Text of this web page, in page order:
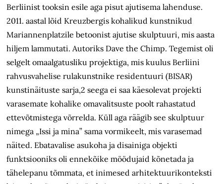
Berliinist tooksin esile aga pisut ajutisema lahenduse.
2011. aastal lõid Kreuzbergis kohalikud kunstnikud
Mariannenplatzile betoonist ajutise skulptuuri, mis aasta
hiljem lammutati. Autoriks Dave the Chimp. Tegemist oli
selgelt omaalgatusliku projektiga, mis kuulus Berliini
rahvusvahelise rulakunstnike residentuuri (BISAR)
kunstinäituste sarja,2 seega ei saa käesolevat projekti
varasemate kohalike omavalitsuste poolt rahastatud
ettevõtmistega võrrelda. Küll aga räägib see skulptuur
nimega „Issi ja mina” sama vormikeelt, mis varasemad
näited. Ebatavalise asukoha ja disainiga objekti
funktsiooniks oli ennekõike möödujaid kõnetada ja
tähelepanu tõmmata, et inimesed arhitektuurikonteksti